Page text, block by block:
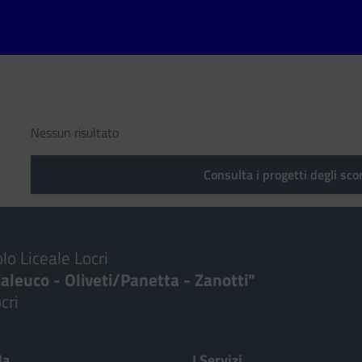
Nessun risultato
Consulta i progetti degli
Liceale Locri
- Oliveti/Panetta - Zanotti"